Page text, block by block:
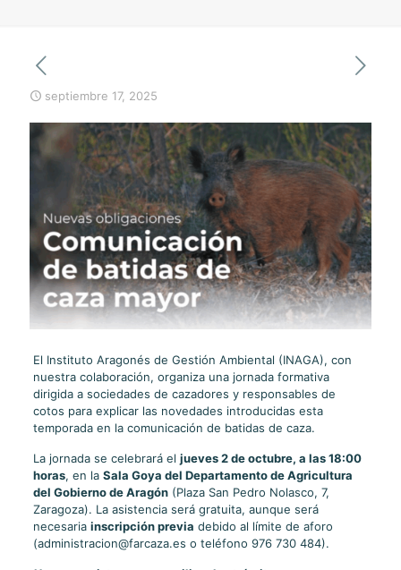
septiembre 17, 2025
El Instituto Aragonés de Gestión Ambiental (INAGA), con
nuestra colaboración, organiza una jornada formativa
dirigida a sociedades de cazadores y responsables de
cotos para explicar las novedades introducidas esta
temporada en la comunicación de batidas de caza.
La jornada se celebrará el jueves 2 de octubre, a las 18:00
horas, en la Sala Goya del Departamento de Agricultura
del Gobierno de Aragón(Plaza San Pedro Nolasco, 7,
Zaragoza). La asistencia será gratuita, aunque será
necesaria inscripción previa debido al límite de aforo
(administracion@farcaza.es o teléfono 976 730 484).